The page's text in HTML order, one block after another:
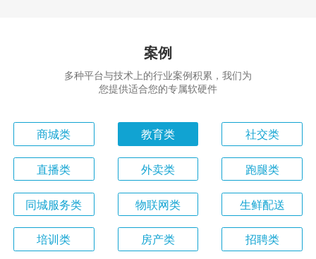
案例
多种平台与技术上的行业案例积累，我们为
您提供适合您的专属软硬件
商城类 教育类 社交类
直播类 外卖类 跑腿类
同城服务类 物联网类 生鲜配送
培训类 房产类 招聘类